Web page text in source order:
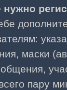
маски
пару